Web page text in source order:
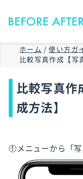
ホーム / 使い方ガ
比較写真作成【写
比較写真作
成方法】
①メニューから「写